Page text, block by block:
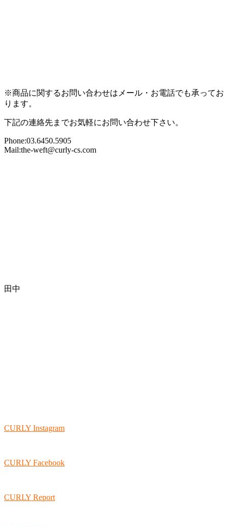
※商品に関するお問い合わせはメール・お電話でも承ってお
ります。
下記の連絡先までお気軽にお問い合わせ下さい。
Phone:03.6450.5905
Mail:the-weft@curly-cs.com
田中
CURLY Instagram
CURLY Facebook
CURLY Report